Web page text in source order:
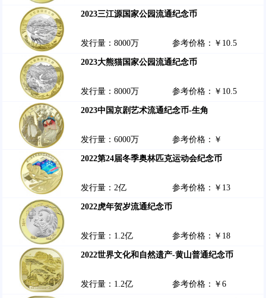
2023三江源国家公园流通纪念币
发行量：8000万 参考价格：￥10.5
2023大熊猫国家公园流通纪念币
发行量：8000万 参考价格：￥10.5
2023中国京剧艺术流通纪念币-生角
发行量：6000万 参考价格：￥
2022第24届冬季奥林匹克运动会纪念币
发行量：2亿 参考价格：￥13
2022虎年贺岁流通纪念币
发行量：1.2亿 参考价格：￥18
2022世界文化和自然遗产-黄山普通纪念币
发行量：1.2亿 参考价格：￥6